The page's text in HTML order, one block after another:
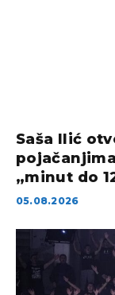
Saša Ilić
„minut do
05.08.2026